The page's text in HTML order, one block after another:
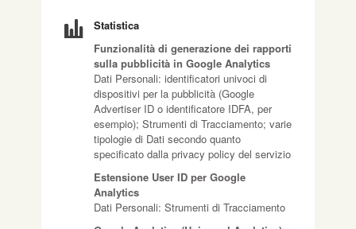
Statistica
Funzionalità di generazione dei rapporti
sulla pubblicità in Google Analytics
Dati Personali: identificatori univoci di
dispositivi per la pubblicità (Google
Advertiser ID o identificatore IDFA, per
esempio); Strumenti di Tracciamento; varie
tipologie di Dati secondo quanto
specificato dalla privacy policy del servizio
Estensione User ID per Google
Analytics
Dati Personali: Strumenti di Tracciamento